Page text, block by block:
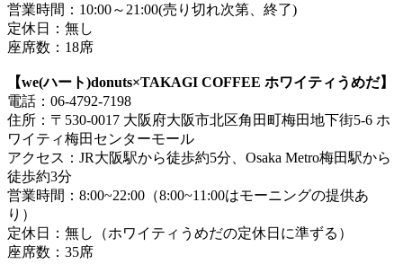
営業時間：10:00～21:00(売り切れ次第、終了)
定休日：無し
座席数：18席
【we(ハート)donuts×TAKAGI COFFEE ホワイティうめだ】
電話：06-4792-7198
住所：〒530-0017 大阪府大阪市北区角田町梅田地下街5-6 ホ
ワイティ梅田センターモール
アクセス：JR大阪駅から徒歩約5分、Osaka Metro梅田駅から
徒歩約3分
営業時間：8:00~22:00（8:00~11:00はモーニングの提供あ
り）
定休日：無し（ホワイティうめだの定休日に準ずる）
座席数：35席